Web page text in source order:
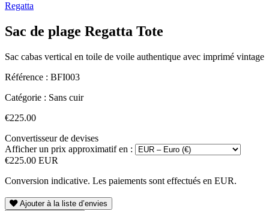
Regatta
Sac de plage Regatta Tote
Sac cabas vertical en toile de voile authentique avec imprimé vintage
Référence : BFI003
Catégorie : Sans cuir
€225.00
Convertisseur de devises
Afficher un prix approximatif en :
€225.00 EUR
Conversion indicative. Les paiements sont effectués en EUR.
Ajouter à la liste d’envies